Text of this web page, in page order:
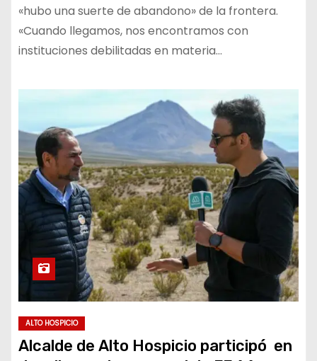
«hubo una suerte de abandono» de la frontera.
«Cuando llegamos, nos encontramos con
instituciones debilitadas en materia…
ALTO HOSPICIO
Alcalde de Alto Hospicio participó en